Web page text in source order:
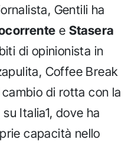
Gentili ha
e Stasera
di opinionista in
Coffee Break
di rotta con la
su Italia1, dove ha
capacità nello